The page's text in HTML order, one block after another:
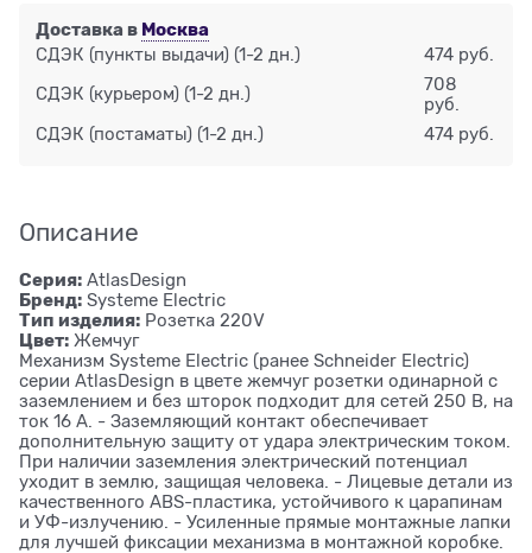
Доставка в Москва
СДЭК (пункты выдачи) (1-2 дн.) 474 руб.
СДЭК (курьером) (1-2 дн.)
708
руб.
СДЭК (постаматы) (1-2 дн.) 474 руб.
Описание
Серия: AtlasDesign
Бренд: Systeme Electric
Тип изделия: Розетка 220V
Цвет: Жемчуг
Механизм Systeme Electric (ранее Schneider Electric)
серии AtlasDesign в цвете жемчуг розетки одинарной с
заземлением и без шторок подходит для сетей 250 В, на
ток 16 А. - Заземляющий контакт обеспечивает
дополнительную защиту от удара электрическим током.
При наличии заземления электрический потенциал
уходит в землю, защищая человека. - Лицевые детали из
качественного ABS-пластика, устойчивого к царапинам
и УФ-излучению. - Усиленные прямые монтажные лапки
для лучшей фиксации механизма в монтажной коробке.